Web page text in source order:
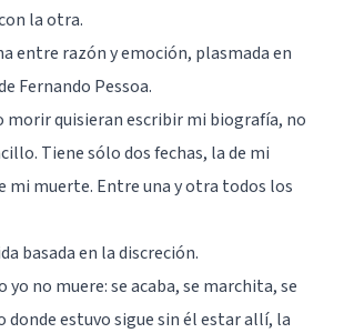
la otra.
entre razón y emoción, plasmada en
Fernando Pessoa.
morir quisieran escribir mi biografía, no
Tiene sólo dos fechas, la de mi
mi muerte. Entre una y otra todos los
basada en la discreción.
yo no muere: se acaba, se marchita, se
donde estuvo sigue sin él estar allí, la